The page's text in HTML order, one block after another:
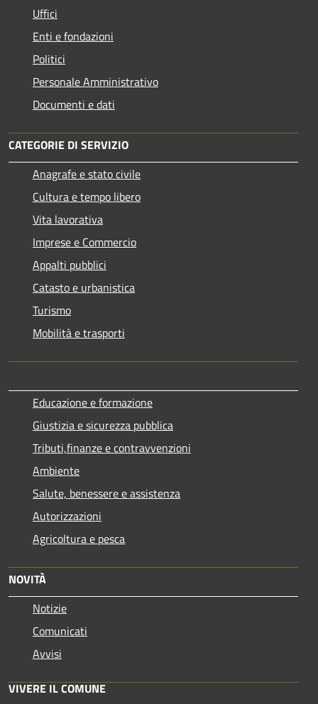
Uffici
Enti e fondazioni
Politici
Personale Amministrativo
Documenti e dati
CATEGORIE DI SERVIZIO
Anagrafe e stato civile
Cultura e tempo libero
Vita lavorativa
Imprese e Commercio
Appalti pubblici
Catasto e urbanistica
Turismo
Mobilità e trasporti
Educazione e formazione
Giustizia e sicurezza pubblica
Tributi,finanze e contravvenzioni
Ambiente
Salute, benessere e assistenza
Autorizzazioni
Agricoltura e pesca
NOVITÀ
Notizie
Comunicati
Avvisi
VIVERE IL COMUNE